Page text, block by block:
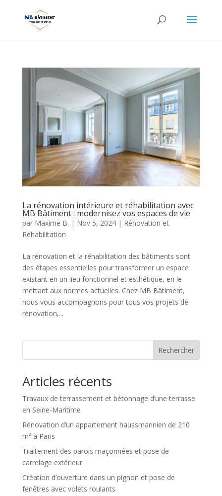
La rénovation intérieure et réhabilitation avec
MB Bâtiment : modernisez vos espaces de vie
par Maxime B. | Nov 5, 2024| Rénovation et
Réhabilitation
La rénovation et la réhabilitation des bâtiments sont
des étapes essentielles pour transformer un espace
existant en un lieu fonctionnel et esthétique, en le
mettant aux normes actuelles. Chez MB Bâtiment,
nous vous accompagnons pour tous vos projets de
rénovation,...
Rechercher
Articles récents
Travaux de terrassement et bétonnage d’une terrasse
en Seine-Maritime
Rénovation d’un appartement haussmannien de 210
m² à Paris
Traitement des parois maçonnées et pose de
carrelage extérieur
Création d’ouverture dans un pignon et pose de
fenêtres avec volets roulants